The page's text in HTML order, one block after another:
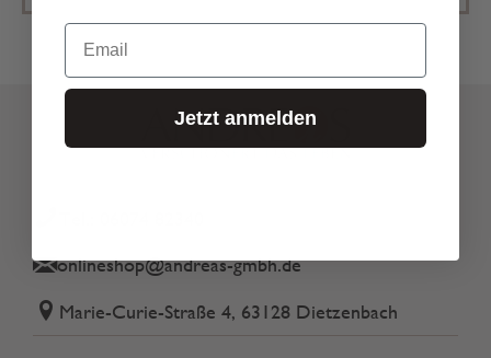
onlineshop@andreas-gmbh.de
Marie-Curie-Straße 4, 63128 Dietzenbach
Email
Jetzt anmelden